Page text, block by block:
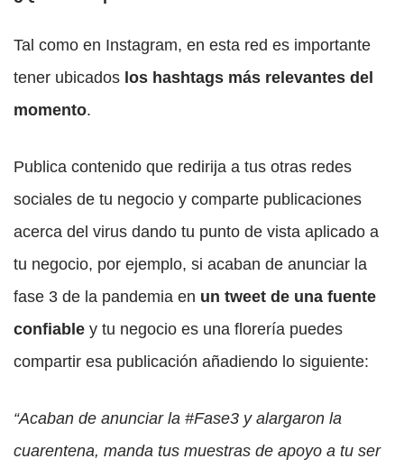
Tal como en Instagram, en esta red es importante
tener ubicados los hashtags más relevantes del
momento.
Publica contenido que redirija a tus otras redes
sociales de tu negocio y comparte publicaciones
acerca del virus dando tu punto de vista aplicado a
tu negocio, por ejemplo, si acaban de anunciar la
fase 3 de la pandemia en un tweet de una fuente
confiable y tu negocio es una florería puedes
compartir esa publicación añadiendo lo siguiente:
“Acaban de anunciar la #Fase3 y alargaron la
cuarentena, manda tus muestras de apoyo a tu ser